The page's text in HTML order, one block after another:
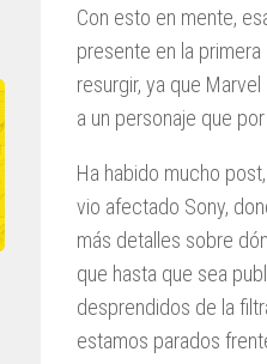
Con esto en mente,
presente en la
resurgir, ya que
a un personaje que
Ha habido mucho
vio afectado Sony,
más detalles sobre
que hasta que sea
desprendidos de la
estamos parados